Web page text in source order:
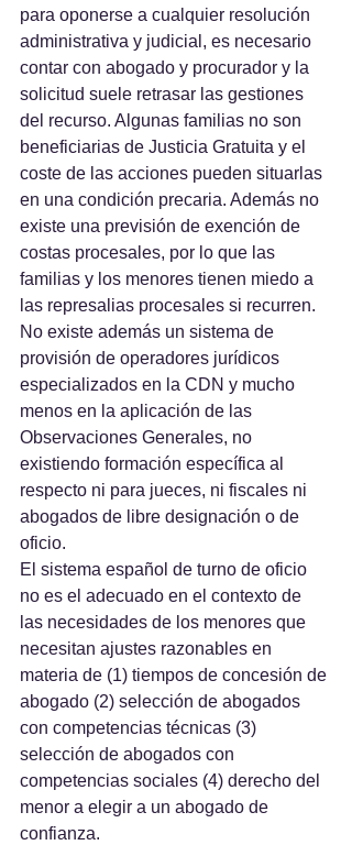
para oponerse a cualquier resolución
administrativa y judicial, es necesario
contar con abogado y procurador y la
solicitud suele retrasar las gestiones
del recurso. Algunas familias no son
beneficiarias de Justicia Gratuita y el
coste de las acciones pueden situarlas
en una condición precaria. Además no
existe una previsión de exención de
costas procesales, por lo que las
familias y los menores tienen miedo a
las represalias procesales si recurren.
No existe además un sistema de
provisión de operadores jurídicos
especializados en la CDN y mucho
menos en la aplicación de las
Observaciones Generales, no
existiendo formación específica al
respecto ni para jueces, ni fiscales ni
abogados de libre designación o de
oficio.
El sistema español de turno de oficio
no es el adecuado en el contexto de
las necesidades de los menores que
necesitan ajustes razonables en
materia de (1) tiempos de concesión de
abogado (2) selección de abogados
con competencias técnicas (3)
selección de abogados con
competencias sociales (4) derecho del
menor a elegir a un abogado de
confianza.